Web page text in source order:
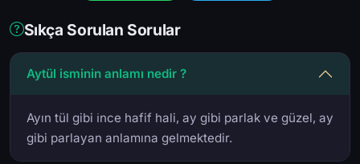
Sıkça Sorulan Sorular
Aytül isminin anlamı nedir ?
Ayın tül gibi i̇nce hafif hali, ay gibi parlak ve güzel, ay
gibi parlayan anlamına gelmektedir.